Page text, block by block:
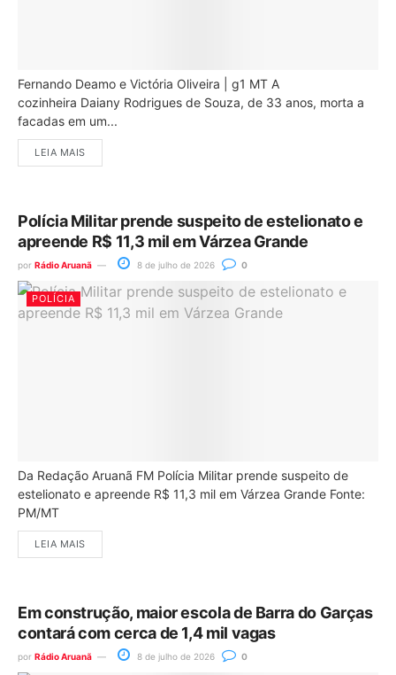
Fernando Deamo e Victória Oliveira | g1 MT A
cozinheira Daiany Rodrigues de Souza, de 33 anos, morta a
facadas em um...
LEIA MAIS
Polícia Militar prende suspeito de estelionato e
apreende R$ 11,3 mil em Várzea Grande
por Rádio Aruanã 8 de julho de 2026 0
POLÍCIA
Da Redação Aruanã FM Polícia Militar prende suspeito de
estelionato e apreende R$ 11,3 mil em Várzea Grande Fonte:
PM/MT
LEIA MAIS
Em construção, maior escola de Barra do Garças
contará com cerca de 1,4 mil vagas
por Rádio Aruanã 8 de julho de 2026 0